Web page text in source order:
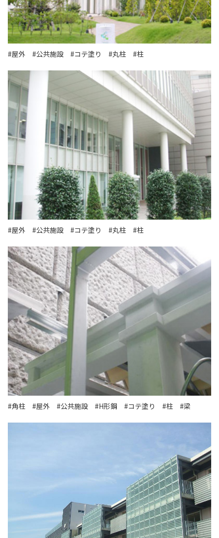
#屋外 #公共施設 #コテ塗り #丸柱 #柱
#屋外 #公共施設 #コテ塗り #丸柱 #柱
#角柱 #屋外 #公共施設 #H形鋼 #コテ塗り #柱 #梁